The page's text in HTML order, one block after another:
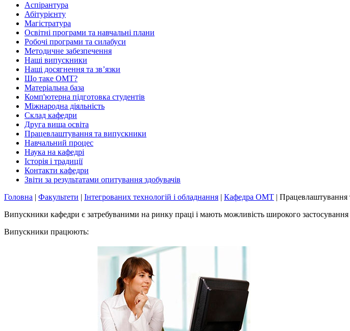
Аспірантура
Абітурієнту
Магістратура
Освітні програми та навчальні плани
Робочі програми та силабуси
Методичне забезпечення
Наші випускники
Наші досягнення та зв’язки
Що таке ОМТ?
Матеріальна база
Комп'ютерна підготовка студентів
Міжнародна діяльність
Склад кафедри
Друга вища освіта
Працевлаштування та випускники
Навчальний процес
Наука на кафедрі
Історія і традиції
Контакти кафедри
Звіти за результатами опитування здобувачів
Головна | Факультети | Інтегрованих технологій і обладнання | Кафедра ОМТ | Працевлаштування
Випускники кафедри є затребуваними на ринку праці і мають можливість широкого застосування
Випускники працюють: